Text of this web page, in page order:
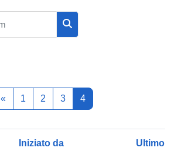
Cerca nei forum
«Pagina precedente
1 Pagina 1
2Pagina 2
3Pagina 3
4Pagina 4
Iniziato da Ultimo